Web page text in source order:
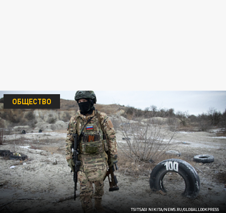
TSITSAGI NIKITA/NEWS.RU/GLOBALLOOKPRESS
ОБЩЕСТВО